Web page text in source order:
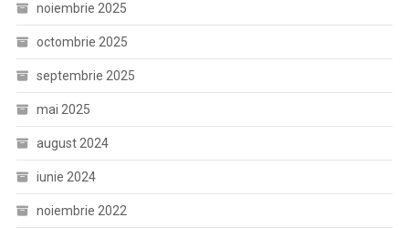
noiembrie 2025
octombrie 2025
septembrie 2025
mai 2025
august 2024
iunie 2024
noiembrie 2022